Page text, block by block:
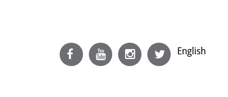
English